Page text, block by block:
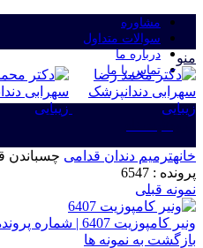
مشاوره
سوالات متداول
درباره ما
تماس با ما
منو
خانهترمیم دندان قدامی چسباندن
پرونده : 6547
نمونه قبلی
ونیر کامپوزیت 6407 | شماره پرونده : 6407
بازگشت به نمونه ها